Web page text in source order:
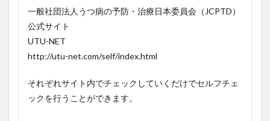
一般社団法人うつ病の予防・治療日本委員会（JCPTD）
公式サイト
UTU-NET
http://utu-net.com/self/index.html
それぞれサイト内でチェックしていくだけでセルフチェ
ックを行うことができます。